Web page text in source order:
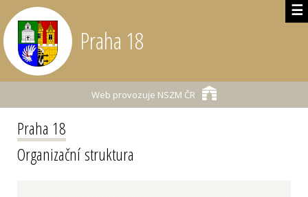
☰
Praha 18
Web provozuje NSZM ČR
Praha 18
Organizační struktura